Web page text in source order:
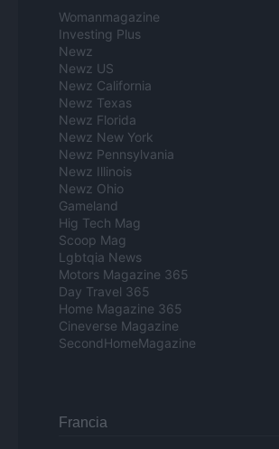
Womanmagazine
Investing Plus
Newz
Newz US
Newz California
Newz Texas
Newz Florida
Newz New York
Newz Pennsylvania
Newz Illinois
Newz Ohio
Gameland
Hig Tech Mag
Scoop Mag
Lgbtqia News
Motors Magazine 365
Day Travel 365
Home Magazine 365
Cineverse Magazine
SecondHomeMagazine
Francia